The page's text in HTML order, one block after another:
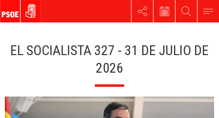
EL SOCIALISTA 327 - 31 DE JULIO DE
2026